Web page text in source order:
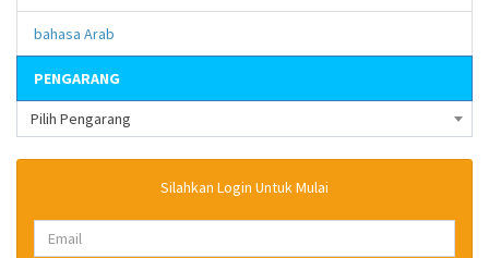
bahasa Arab
PENGARANG
Pilih Pengarang
Silahkan Login Untuk Mulai